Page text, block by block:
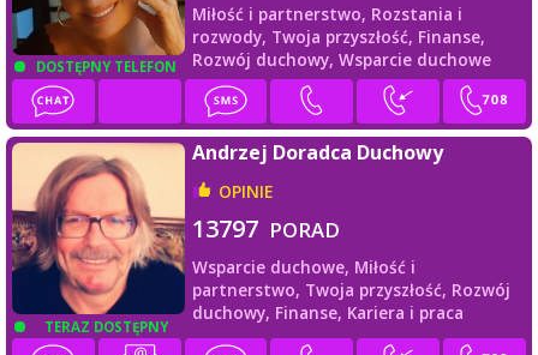
DOSTĘPNY TELEFON
Miłość i partnerstwo, Rozstania i
rozwody, Twoja przyszłość, Finanse,
Rozwój duchowy, Wsparcie duchowe
TERAZ DOSTĘPNY
Andrzej Doradca Duchowy
OPINIE
13797 PORAD
Wsparcie duchowe, Miłość i
partnerstwo, Twoja przyszłość, Rozwój
duchowy, Finanse, Kariera i praca